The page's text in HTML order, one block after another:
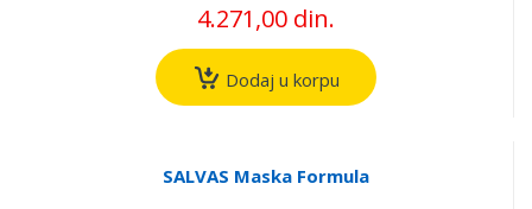
4.271,00 din.
Dodaj u korpu
SALVAS Maska Formula